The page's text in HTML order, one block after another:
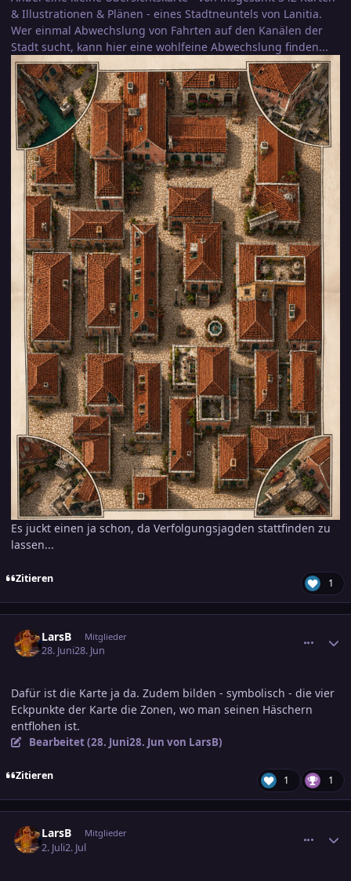
& Illustrationen & Plänen - eines Stadtneuntels von Lanitia.
Wer einmal Abwechslung von Fahrten auf den Kanälen der
Stadt sucht, kann hier eine wohlfeine Abwechslung finden...
Es juckt einen ja schon, da Verfolgungsjagden stattfinden zu
lassen...
Zitieren 1
LarsB Mitglieder
28. Juni28. Jun
Dafür ist die Karte ja da. Zudem bilden - symbolisch - die vier
Eckpunkte der Karte die Zonen, wo man seinen Häschern
entflohen ist.
Bearbeitet (28. Juni28. Jun von LarsB)
Zitieren 1 1
LarsB Mitglieder
2. Juli2. Jul